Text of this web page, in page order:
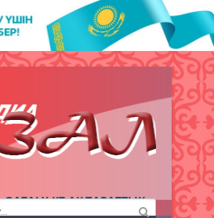
QAZALY.KZ АҚПАРАТТЫҚ
АГЕНТТІГІ